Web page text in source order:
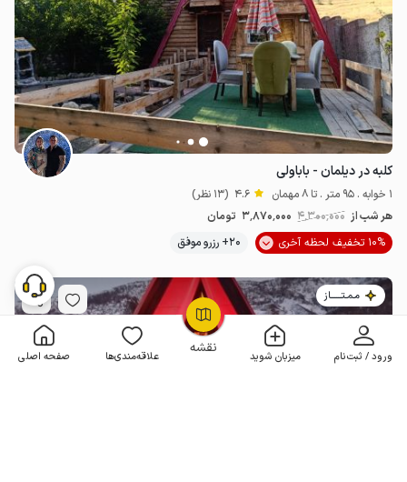
نقشه ورود / ثبت‌نام میزبان شوید علاقه‌مندی‌ها صفحه اصلی
OpenStreetMap
کلبه در دیلمان - باباولی
1 خوابه . 95 متر . تا 8 مهمان 4.6 (13 نظر)
هر شب از 4٬300٬000 3٬870٬000 تومان
10% تخفیف لحظه آخری
20+ رزرو موفق
مـمـتــــــاز